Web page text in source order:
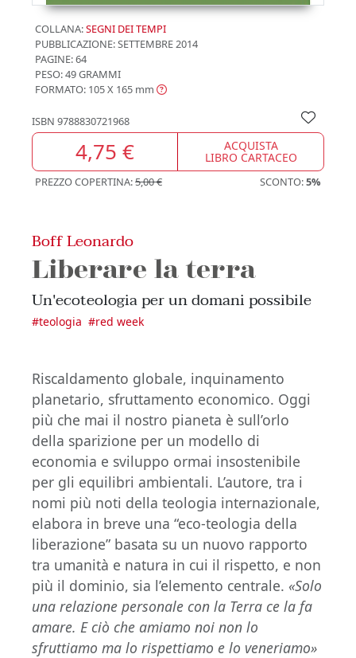
COLLANA:SEGNI DEI TEMPI
PUBBLICAZIONE:SETTEMBRE 2014
PAGINE: 64
PESO: 49 GRAMMI
FORMATO: 105 X 165 mm
ISBN 9788830721968
4,75 € ACQUISTA
LIBRO CARTACEO
PREZZO COPERTINA:5,00 € SCONTO:5%
Boff Leonardo
Liberare la terra
Un'ecoteologia per un domani possibile
#teologia #red week
Riscaldamento globale, inquinamento
planetario, sfruttamento economico. Oggi
più che mai il nostro pianeta è sull’orlo
della sparizione per un modello di
economia e sviluppo ormai insostenibile
per gli equilibri ambientali. L’autore, tra i
nomi più noti della teologia internazionale,
elabora in breve una “eco-teologia della
liberazione” basata su un nuovo rapporto
tra umanità e natura in cui il rispetto, e non
più il dominio, sia l’elemento centrale. «Solo
una relazione personale con la Terra ce la fa
amare. E ciò che amiamo noi non lo
sfruttiamo ma lo rispettiamo e lo veneriamo»